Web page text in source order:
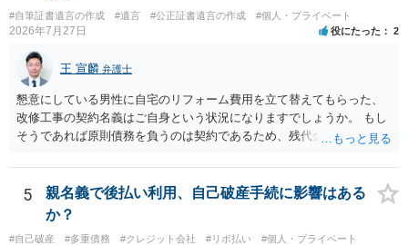
#自筆証書遺言の作成 #遺言 #公正証書遺言の作成 #個人・プライベート
2026年7月27日 役にたった 2
王 宣麟 弁護士
懇意にしている男性に自宅のリフォーム費用を立て替えてもらった、
改修工事の契約名義はご自身という状況になりますでしょうか。 もし
そうであれば原則債務を負うのは契約であるため、残代金を捻出して
ます。 入籍した場合でも、原則契約者が単独で全ての債務を負うこと
には変わりがありません。 なかなか対応に難しい案件であり、公開の
場でアドバイスを行うのも限界があるように思われますので、資料等
を持参のうえ個別に弁護士に相談されることをお勧めします。
5
親名義で後払い利用、自己破産手続に影響はある
か？
#自己破産 #多重債務 #クレジット会社 #リボ払い #個人・プライベート